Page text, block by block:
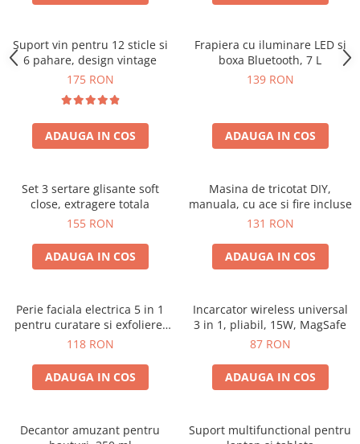
Suport vin pentru 12 sticle si
6 pahare, design vintage
175 RON
ADAUGA IN COS
Frapiera cu iluminare LED si
boxa Bluetooth, 7 L
139 RON
ADAUGA IN COS
Set 3 sertare glisante soft
close, extragere totala
155 RON
ADAUGA IN COS
Masina de tricotat DIY,
manuala, cu ace si fire incluse
131 RON
ADAUGA IN COS
Perie faciala electrica 5 in 1
pentru curatare si exfoliere,
cu vibratii, reincarcabila
118 RON
ADAUGA IN COS
Incarcator wireless universal
3 in 1, pliabil, 15W, MagSafe
87 RON
ADAUGA IN COS
Decantor amuzant pentru
Suport multifunctional pentru